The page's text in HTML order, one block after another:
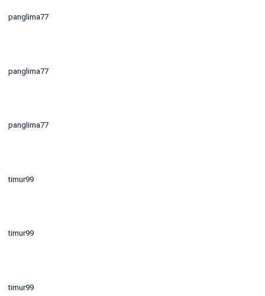
panglima77
panglima77
panglima77
timur99
timur99
timur99